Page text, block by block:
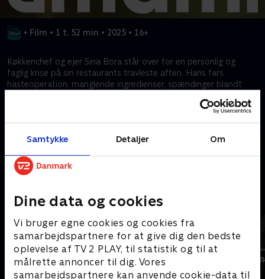
Samtykke Detaljer Om
Dine data og cookies
Vi bruger egne cookies og cookies fra
samarbejdspartnere for at give dig den bedste
oplevelse af TV 2 PLAY, til statistik og til at
målrette annoncer til dig. Vores
samarbejdspartnere kan anvende cookie-data til
• Film • 1 t. 52 min • 2025 • 16+
Køkkenchef og ejer Sina Bora står over for en personlig og
faglig krise på sin restaurants travleste aften. Hans fars
hasteoperation, manglende ingredienser, spændinger blandt
over presser Sina til at træffe svære beslutninger. "Umami"
Kræver tilkøb
Mere indhold fra Disney+